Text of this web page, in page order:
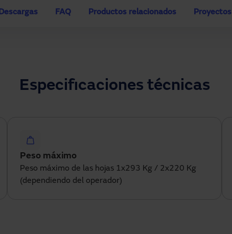
Descargas FAQ Productos relacionados
Especificaciones técnicas
Peso máximo
Peso máximo de las hojas 1x293 Kg / 2x220 Kg
(dependiendo del operador)